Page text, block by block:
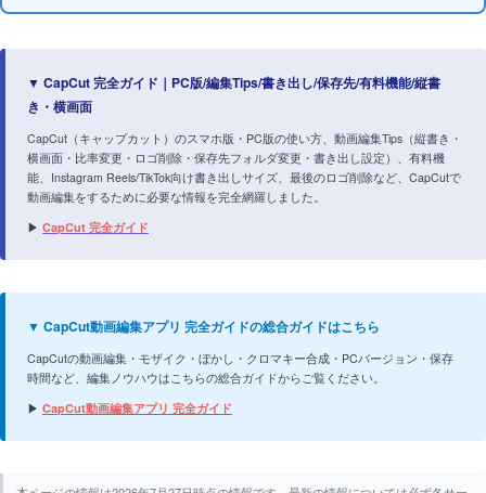
▼ CapCut 完全ガイド｜PC版/編集Tips/書き出し/保存先/有料機能/縦書
き・横画面
CapCut（キャップカット）のスマホ版・PC版の使い方、動画編集Tips（縦書き・
横画面・比率変更・ロゴ削除・保存先フォルダ変更・書き出し設定）、有料機
能、Instagram Reels/TikTok向け書き出しサイズ、最後のロゴ削除など、CapCutで
動画編集をするために必要な情報を完全網羅しました。
▶ CapCut 完全ガイド
▼ CapCut動画編集アプリ 完全ガイドの総合ガイドはこちら
CapCutの動画編集・モザイク・ぼかし・クロマキー合成・PCバージョン・保存
時間など、編集ノウハウはこちらの総合ガイドからご覧ください。
▶ CapCut動画編集アプリ 完全ガイド